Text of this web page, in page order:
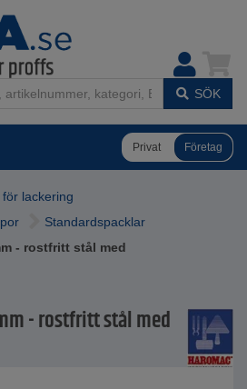
SÖK
Privat Företag
lackering
Standardspacklar
- rostfritt stål med
- rostfritt stål med